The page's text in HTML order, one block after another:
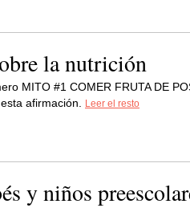
la nutrición
MITO #1 COMER FRUTA DE
afirmación.
Leer el resto
y niños